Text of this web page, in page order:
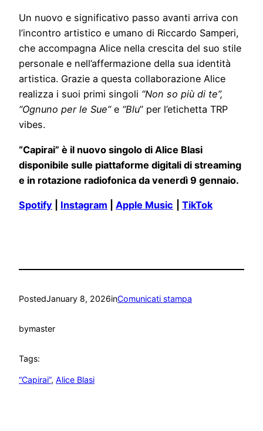
Un nuovo e significativo passo avanti arriva con
l’incontro artistico e umano di Riccardo Samperi,
che accompagna Alice nella crescita del suo stile
personale e nell’affermazione della sua identità
artistica. Grazie a questa collaborazione Alice
realizza i suoi primi singoli “Non so più di te”,
“Ognuno per le Sue”e “Blu” per l’etichetta TRP
vibes.
“Capirai” è il nuovo singolo di Alice Blasi
disponibile sulle piattaforme digitali di streaming
e in rotazione radiofonica da venerdì 9 gennaio.
Spotify Instagram Apple Music TikTok
PostedJanuary 8, 2026inComunicati stampa
bymaster
Tags:
“Capirai”, Alice Blasi